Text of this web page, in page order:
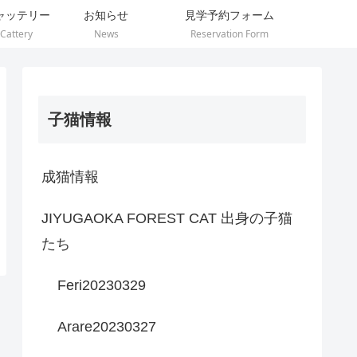
ッテリー
Cattery
お知らせ
News
見学予約フォーム
Reservation Form
子猫情報
成猫情報
JIYUGAOKA FOREST CAT 出身の子猫
たち
Feri20230329
Arare20230327